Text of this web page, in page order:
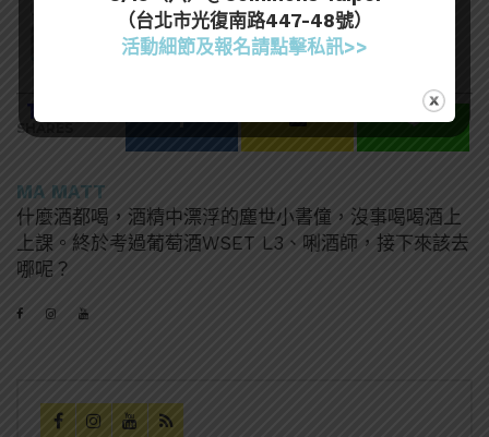
104
SHARES
MA MATT
什麼酒都喝，酒精中漂浮的塵世小書僮，沒事喝喝酒上
上課。終於考過葡萄酒WSET L3、唎酒師，接下來該去
哪呢？
（台北市光復南路447-48號）
活動細節及報名請點擊私訊>>